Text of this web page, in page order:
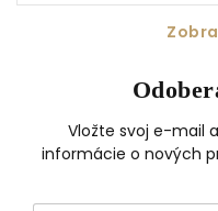
• jeseň • 15 ml
Vložte svoj e-mail
informácie o nových